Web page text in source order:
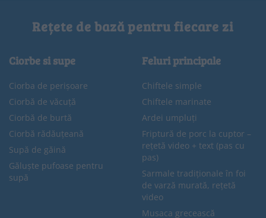
Rețete de bază pentru fiecare zi
Ciorbe si supe
Ciorba de perișoare
Ciorbă de văcuță
Ciorbă de burtă
Ciorbă rădăuțeană
Supă de găină
Găluște pufoase pentru
supă
Feluri principale
Chiftele simple
Chiftele marinate
Ardei umpluți
Friptură de porc la cuptor –
rețetă video + text (pas cu
pas)
Sarmale tradiționale în foi
de varză murată, rețetă
video
Musaca grecească